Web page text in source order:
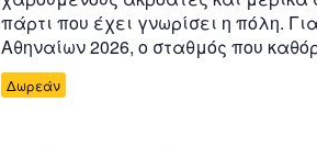
πάρτι που έχει γνωρίσει η πόλη.
Αθηναίων 2026, ο σταθμός που
Δωρεάν